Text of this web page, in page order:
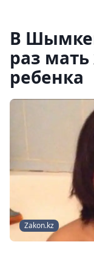
В
раз
ребенка
Zakon.kz